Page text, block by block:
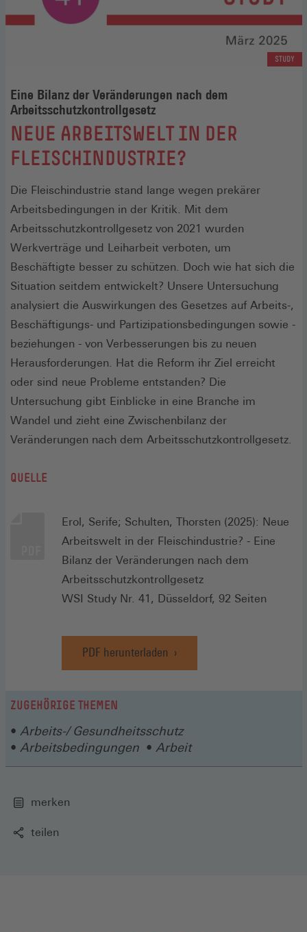
STUDY
Eine Bilanz der Veränderungen nach dem
Arbeitsschutzkontrollgesetz
:
NEUE ARBEITSWELT IN DER
FLEISCHINDUSTRIE?
Die Fleischindustrie stand lange wegen prekärer
Arbeitsbedingungen in der Kritik. Mit dem
Arbeitsschutzkontrollgesetz von 2021 wurden
Werkverträge und Leiharbeit verboten, um
Beschäftigte besser zu schützen. Doch wie hat sich die
Situation seitdem entwickelt? Unsere Untersuchung
analysiert die Auswirkungen des Gesetzes auf Arbeits-,
Beschäftigungs- und Partizipationsbedingungen sowie -
beziehungen - von Verbesserungen bis zu neuen
Herausforderungen. Hat die Reform ihr Ziel erreicht
oder sind neue Probleme entstanden? Die
Untersuchung gibt Einblicke in eine Branche im
Wandel und zieht eine Zwischenbilanz der
Veränderungen nach dem Arbeitsschutzkontrollgesetz.
QUELLE
Erol, Serife; Schulten, Thorsten (2025): Neue
Arbeitswelt in der Fleischindustrie? - Eine
Bilanz der Veränderungen nach dem
Arbeitsschutzkontrollgesetz
WSI Study Nr. 41, Düsseldorf, 92 Seiten
PDF herunterladen
ZUGEHÖRIGE THEMEN
Arbeits-/ Gesundheitsschutz
Arbeitsbedingungen
Arbeit
merken
teilen